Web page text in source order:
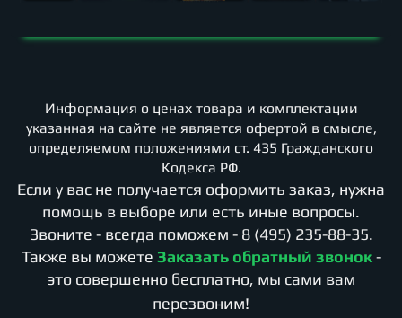
Информация о ценах товара и комплектации
указанная на сайте не является офертой в смысле,
определяемом положениями ст. 435 Гражданского
Кодекса РФ.
Если у вас не получается оформить заказ, нужна
помощь в выборе или есть иные вопросы.
Звоните - всегда поможем - 8 (495) 235-88-35.
Также вы можете Заказать обратный звонок -
это совершенно бесплатно, мы сами вам
перезвоним!